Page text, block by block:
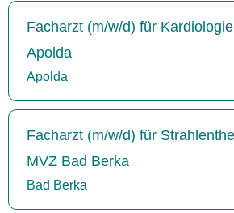
Facharzt (m/w/d) für
Apolda
Apolda
Facharzt (m/w/d) für
MVZ Bad Berka
Bad Berka